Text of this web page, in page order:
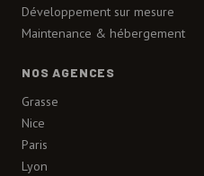
Développement sur mesure
Maintenance & hébergement
NOS AGENCES
Grasse
Nice
Paris
Lyon